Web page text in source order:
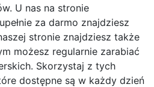
U nas na stronie
za darmo znajdziesz
stronie znajdziesz także
możesz regularnie zarabiać
Skorzystaj z tych
dostępne są w każdy dzień